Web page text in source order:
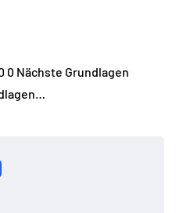
0 Nächste Grundlagen